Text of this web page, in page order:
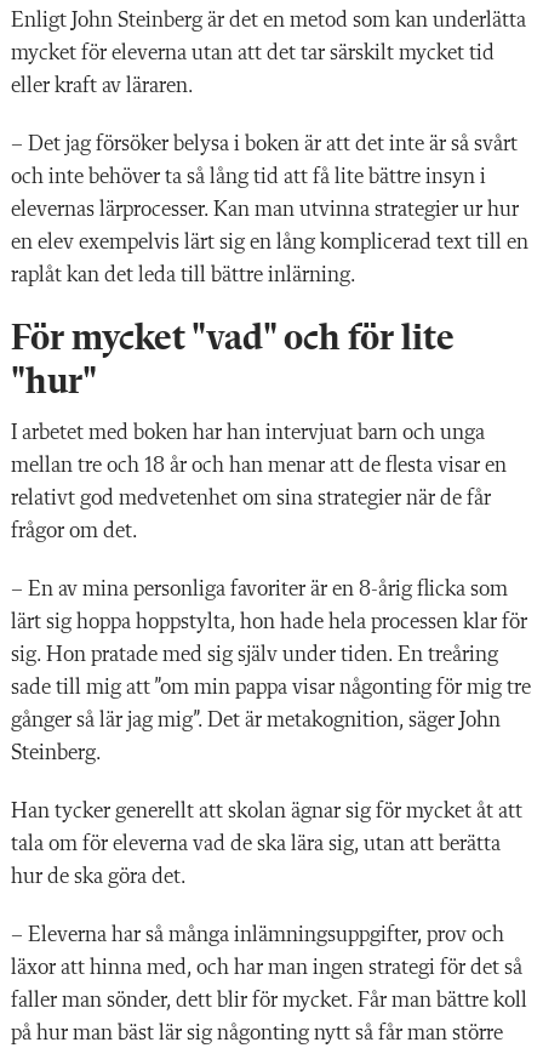
Enligt John Steinberg är det en metod som kan underlätta
mycket för eleverna utan att det tar särskilt mycket tid
eller kraft av läraren.
– Det jag försöker belysa i boken är att det inte är så svårt
och inte behöver ta så lång tid att få lite bättre insyn i
elevernas lärprocesser. Kan man utvinna strategier ur hur
en elev exempelvis lärt sig en lång komplicerad text till en
raplåt kan det leda till bättre inlärning.
För mycket "vad" och för lite
"hur"
I arbetet med boken har han intervjuat barn och unga
mellan tre och 18 år och han menar att de flesta visar en
relativt god medvetenhet om sina strategier när de får
frågor om det.
– En av mina personliga favoriter är en 8-årig flicka som
lärt sig hoppa hoppstylta, hon hade hela processen klar för
sig. Hon pratade med sig själv under tiden. En treåring
sade till mig att ”om min pappa visar någonting för mig tre
gånger så lär jag mig”. Det är metakognition, säger John
Steinberg.
Han tycker generellt att skolan ägnar sig för mycket åt att
tala om för eleverna vad de ska lära sig, utan att berätta
hur de ska göra det.
– Eleverna har så många inlämningsuppgifter, prov och
läxor att hinna med, och har man ingen strategi för det så
faller man sönder, dett blir för mycket. Får man bättre koll
på hur man bäst lär sig någonting nytt så får man större